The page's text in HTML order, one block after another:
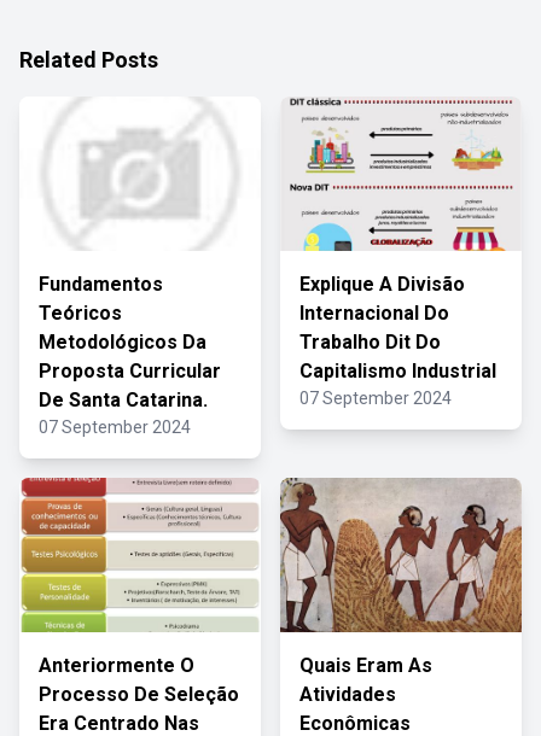
Related Posts
Fundamentos
Teóricos
Metodológicos Da
Proposta Curricular
De Santa Catarina.
07 September 2024
Explique A Divisão
Internacional Do
Trabalho Dit Do
Capitalismo Industrial
07 September 2024
Anteriormente O
Processo De Seleção
Era Centrado Nas
Quais Eram As
Atividades
Econômicas